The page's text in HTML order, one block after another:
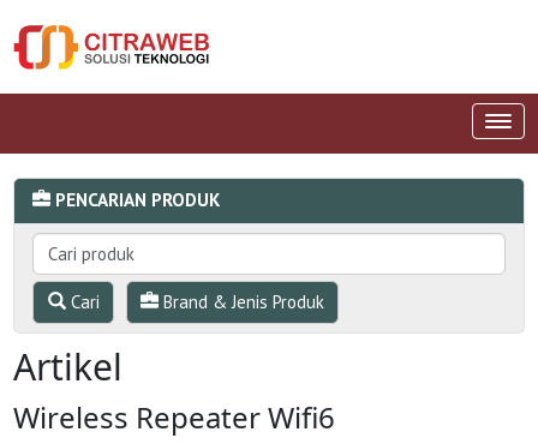
PENCARIAN PRODUK
Cari Brand & Jenis Produk
Artikel
Wireless Repeater Wifi6